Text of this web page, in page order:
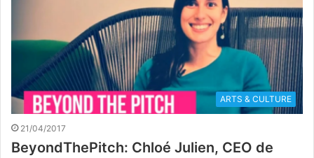
ARTS & CULTURE
21/04/2017
BeyondThePitch: Chloé Julien, CEO de